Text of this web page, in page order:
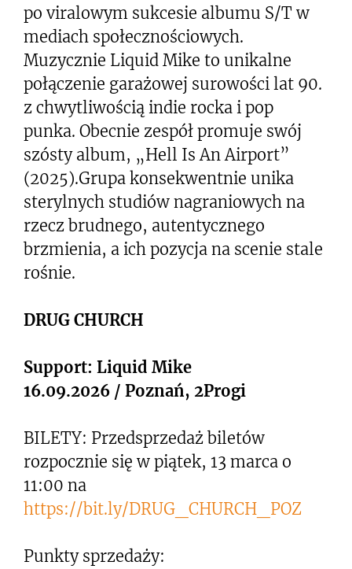
po viralowym sukcesie albumu S/T w
mediach społecznościowych.
Muzycznie Liquid Mike to unikalne
połączenie garażowej surowości lat 90.
z chwytliwością indie rocka i pop
punka. Obecnie zespół promuje swój
szósty album, „Hell Is An Airport”
(2025).Grupa konsekwentnie unika
sterylnych studiów nagraniowych na
rzecz brudnego, autentycznego
brzmienia, a ich pozycja na scenie stale
rośnie.
DRUG CHURCH
Support: Liquid Mike
16.09.2026 / Poznań, 2Progi
BILETY: Przedsprzedaż biletów
rozpocznie się w piątek, 13 marca o
11:00 na
https://bit.ly/DRUG_CHURCH_POZ
Punkty sprzedaży: